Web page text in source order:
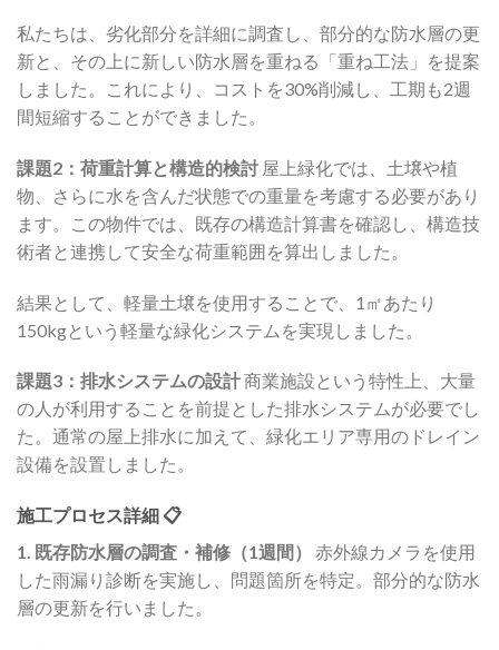
私たちは、劣化部分を詳細に調査し、部分的な防水層の更
新と、その上に新しい防水層を重ねる「重ね工法」を提案
しました。これにより、コストを30%削減し、工期も2週
間短縮することができました。
課題2：荷重計算と構造的検討 屋上緑化では、土壌や植
物、さらに水を含んだ状態での重量を考慮する必要があり
ます。この物件では、既存の構造計算書を確認し、構造技
術者と連携して安全な荷重範囲を算出しました。
結果として、軽量土壌を使用することで、1㎡あたり
150kgという軽量な緑化システムを実現しました。
課題3：排水システムの設計商業施設という特性上、大量
の人が利用することを前提とした排水システムが必要でし
た。通常の屋上排水に加えて、緑化エリア専用のドレイン
設備を設置しました。
施工プロセス詳細 📋
1. 既存防水層の調査・補修（1週間）
赤外線カメラを使用
した雨漏り診断を実施し、問題箇所を特定。部分的な防水
層の更新を行いました。